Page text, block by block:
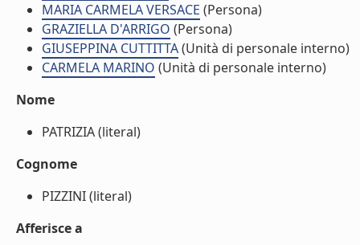
MARIA CARMELA VERSACE (Persona)
GRAZIELLA D'ARRIGO (Persona)
GIUSEPPINA CUTTITTA(Unità di personale interno)
CARMELA MARINO (Unità di personale interno)
Nome
PATRIZIA (literal)
Cognome
PIZZINI (literal)
Afferisce a